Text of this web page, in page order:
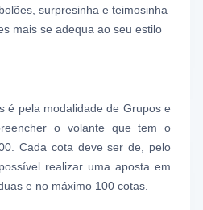
surpresinha e teimosinha
mais se adequa ao seu estilo
é pela modalidade de Grupos e
o volante que tem o
Cada cota deve ser de, pelo
realizar uma aposta em
e no máximo 100 cotas.